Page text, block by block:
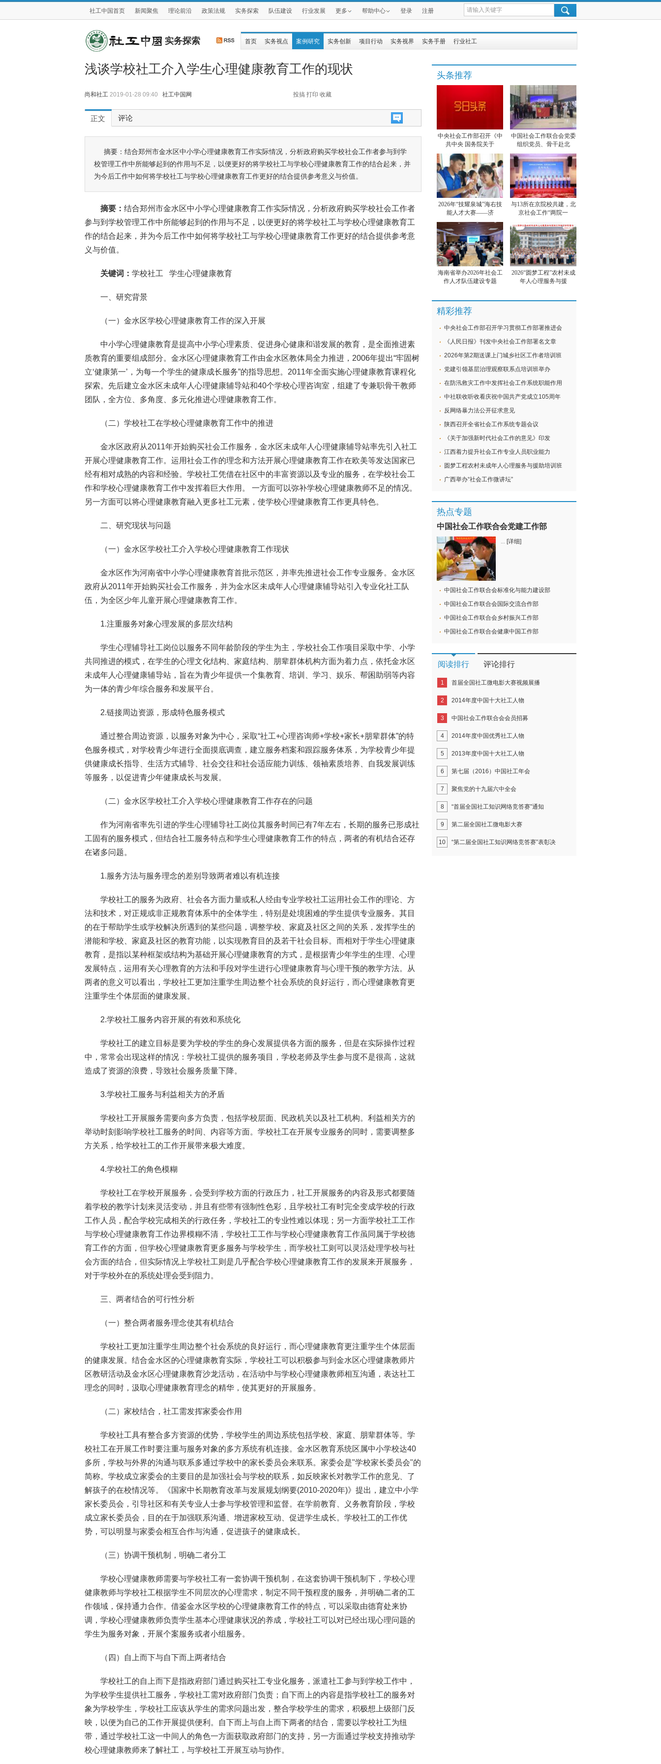
社工中国首页 新闻聚焦 理论前沿 政策法规 实务探索 队伍建设 行业发展 更多 帮助中心 登录 注册
实务探索 首页 实务视点 案例研究 实务创新 项目行动 实务视界 实务手册 行业社工
浅谈学校社工介入学生心理健康教育工作的现状
尚和社工 2019-01-28 09:40 社工中国网 投搞 打印 收藏
正文 评论
摘要：结合郑州市金水区中小学心理健康教育工作实际情况，分析政府购买学校社会工作者参与到学
校管理工作中所能够起到的作用与不足，以便更好的将学校社工与学校心理健康教育工作的结合起来，并
为今后工作中如何将学校社工与学校心理健康教育工作更好的结合提供参考意义与价值。
摘要： 结合郑州市金水区中小学心理健康教育工作实际情况，分析政府购买学校社会工作者
参与到学校管理工作中所能够起到的作用与不足，以便更好的将学校社工与学校心理健康教育工
作的结合起来，并为今后工作中如何将学校社工与学校心理健康教育工作更好的结合提供参考意
义与价值。
关键词： 学校社工 学生心理健康教育
一、研究背景
（一）金水区学校心理健康教育工作的深入开展
中小学心理健康教育是提高中小学心理素质、促进身心健康和谐发展的教育，是全面推进素
质教育的重要组成部分。金水区心理健康教育工作由金水区教体局全力推进，2006年提出“牢固树
立‘健康第一’，为每一个学生的健康成长服务”的指导思想。2011年全面实施心理健康教育课程化
探索。先后建立金水区未成年人心理健康辅导站和40个学校心理咨询室，组建了专兼职骨干教师
团队，全方位、多角度、多元化推进心理健康教育工作。
（二）学校社工在学校心理健康教育工作中的推进
金水区政府从2011年开始购买社会工作服务，金水区未成年人心理健康辅导站率先引入社工
开展心理健康教育工作。运用社会工作的理念和方法开展心理健康教育工作在欧美等发达国家已
经有相对成熟的内容和经验。学校社工凭借在社区中的丰富资源以及专业的服务，在学校社会工
作和学校心理健康教育工作中发挥着巨大作用。 一方面可以弥补学校心理健康教师不足的情况。
另一方面可以将心理健康教育融入更多社工元素，使学校心理健康教育工作更具特色。
二、研究现状与问题
（一）金水区学校社工介入学校心理健康教育工作现状
金水区作为河南省中小学心理健康教育首批示范区，并率先推进社会工作专业服务。金水区
政府从2011年开始购买社会工作服务，并为金水区未成年人心理健康辅导站引入专业化社工队
伍，为全区少年儿童开展心理健康教育工作。
1.注重服务对象心理发展的多层次结构
学生心理辅导社工岗位以服务不同年龄阶段的学生为主，学校社会工作项目采取中学、小学
共同推进的模式，在学生的心理文化结构、家庭结构、朋辈群体机构方面为着力点，依托金水区
未成年人心理健康辅导站，旨在为青少年提供一个集教育、培训、学习、娱乐、帮困助弱等内容
为一体的青少年综合服务和发展平台。
2.链接周边资源，形成特色服务模式
通过整合周边资源，以服务对象为中心，采取“社工+心理咨询师+学校+家长+朋辈群体”的特
色服务模式，对学校青少年进行全面摸底调查，建立服务档案和跟踪服务体系，为学校青少年提
供健康成长指导、生活方式辅导、社会交往和社会适应能力训练、领袖素质培养、自我发展训练
等服务，以促进青少年健康成长与发展。
（二）金水区学校社工介入学校心理健康教育工作存在的问题
作为河南省率先引进的学生心理辅导社工岗位其服务时间已有7年左右，长期的服务已形成社
工固有的服务模式，但结合社工服务特点和学生心理健康教育工作的特点，两者的有机结合还存
在诸多问题。
1.服务方法与服务理念的差别导致两者难以有机连接
学校社工的服务为政府、社会各方面力量或私人经由专业学校社工运用社会工作的理论、方
法和技术，对正规或非正规教育体系中的全体学生，特别是处境困难的学生提供专业服务。其目
的在于帮助学生或学校解决所遇到的某些问题，调整学校、家庭及社区之间的关系，发挥学生的
潜能和学校、家庭及社区的教育功能，以实现教育目的及若干社会目标。而相对于学生心理健康
教育，是指以某种框架或结构为基础开展心理健康教育的方式，是根据青少年学生的生理、心理
发展特点，运用有关心理教育的方法和手段对学生进行心理健康教育与心理干预的教学方法。从
两者的意义可以看出，学校社工更加注重学生周边整个社会系统的良好运行，而心理健康教育更
注重学生个体层面的健康发展。
2.学校社工服务内容开展的有效和系统化
学校社工的建立目标是要为学校的学生的身心发展提供各方面的服务，但是在实际操作过程
中，常常会出现这样的情况：学校社工提供的服务项目，学校老师及学生参与度不是很高，这就
造成了资源的浪费，导致社会服务质量下降。
3.学校社工服务与利益相关方的矛盾
学校社工开展服务需要向多方负责，包括学校层面、民政机关以及社工机构。利益相关方的
举动时刻影响学校社工服务的时间、内容等方面。学校社工在开展专业服务的同时，需要调整多
方关系，给学校社工的工作开展带来极大难度。
4.学校社工的角色模糊
学校社工在学校开展服务，会受到学校方面的行政压力，社工开展服务的内容及形式都要随
着学校的教学计划来灵活变动，并且有些带有强制性色彩，且学校社工有时完全变成学校的行政
工作人员，配合学校完成相关的行政任务，学校社工的专业性难以体现；另一方面学校社工工作
与学校心理健康教育工作边界模糊不清，学校社工工作与学校心理健康教育工作虽同属于学校德
育工作的方面，但学校心理健康教育更多服务与学校学生，而学校社工则可以灵活处理学校与社
会方面的结合，但实际情况上学校社工则是几乎配合学校心理健康教育工作的发展来开展服务，
对于学校外在的系统处理会受到阻力。
三、两者结合的可行性分析
（一）整合两者服务理念使其有机结合
学校社工更加注重学生周边整个社会系统的良好运行，而心理健康教育更注重学生个体层面
的健康发展。结合金水区的心理健康教育实际，学校社工可以积极参与到金水区心理健康教师片
区教研活动及金水区心理健康教育沙龙活动，在活动中与学校心理健康教师相互沟通，表达社工
理念的同时，汲取心理健康教育理念的精华，使其更好的开展服务。
（二）家校结合，社工需发挥家委会作用
学校社工具有整合多方资源的优势，学校学生的周边系统包括学校、家庭、朋辈群体等。学
校社工在开展工作时要注重与服务对象的多方系统有机连接。金水区教育系统区属中小学校达40
多所，学校与外界的沟通与联系多通过学校中的家长委员会来联系。家委会是"学校家长委员会"的
简称。学校成立家委会的主要目的是加强社会与学校的联系，如反映家长对教学工作的意见、了
解孩子的在校情况等。《国家中长期教育改革与发展规划纲要(2010-2020年)》提出，建立中小学
家长委员会，引导社区和有关专业人士参与学校管理和监督。在学前教育、义务教育阶段，学校
成立家长委员会，目的在于加强联系沟通、增进家校互动、促进学生成长。学校社工的工作优
势，可以明显与家委会相互合作与沟通，促进孩子的健康成长。
（三）协调干预机制，明确二者分工
学校心理健康教师需要与学校社工有一套协调干预机制，在这套协调干预机制下，学校心理
健康教师与学校社工根据学生不同层次的心理需求，制定不同干预程度的服务，并明确二者的工
作领域，保持通力合作。借鉴金水区学校的心理健康教育工作的特点，可以采取由德育处来协
调，学校心理健康教师负责学生基本心理健康状况的养成，学校社工可以对已经出现心理问题的
学生为服务对象，开展个案服务或者小组服务。
（四）自上而下与自下而上两者结合
学校社工的自上而下是指政府部门通过购买社工专业化服务，派遣社工参与到学校工作中，
为学校学生提供社工服务，学校社工需对政府部门负责；自下而上的内容是指学校社工的服务对
象为学校学生，学校社工应该从学生的需求问题出发，整合学校学生的需求，积极想上级部门反
映，以便为自己的工作开展提供便利。自下而上与自上而下两者的结合，需要以学校社工为纽
带，通过学校社工这一中间人的角色一方面获取政府部门的支持，另一方面通过学校支持推动学
校心理健康教师来了解社工，与学校社工开展互动与协作。
头条推荐
中央社会工作部召开《中
共中央 国务院关于
中国社会工作联合会党委
组织党员、骨干赴北
2026年“技耀泉城”海右技
能人才大赛——济
与13所在京院校共建，北
京社会工作“两院一
海南省举办2026年社会工
作人才队伍建设专题
2026“圆梦工程”农村未成
年人心理服务与援
精彩推荐
中央社会工作部召开学习贯彻工作部署推进会
《人民日报》刊发中央社会工作部署名文章
2026年第2期送课上门城乡社区工作者培训班
党建引领基层治理观察联系点培训班举办
在防汛救灾工作中发挥社会工作系统职能作用
中社联收听收看庆祝中国共产党成立105周年
反网络暴力法公开征求意见
陕西召开全省社会工作系统专题会议
《关于加强新时代社会工作的意见》印发
江西着力提升社会工作专业人员职业能力
圆梦工程农村未成年人心理服务与援助培训班
广西举办“社会工作微讲坛”
热点专题
中国社会工作联合会党建工作部
... [详细]
中国社会工作联合会标准化与能力建设部
中国社会工作联合会国际交流合作部
中国社会工作联合会乡村振兴工作部
中国社会工作联合会健康中国工作部
阅读排行 评论排行
1 首届全国社工微电影大赛视频展播
2 2014年度中国十大社工人物
3 中国社会工作联合会会员招募
4 2014年度中国优秀社工人物
5 2013年度中国十大社工人物
6 第七届（2016）中国社工年会
7 聚焦党的十九届六中全会
8 “首届全国社工知识网络竞答赛”通知
9 第二届全国社工微电影大赛
10 “第二届全国社工知识网络竞答赛”表彰决